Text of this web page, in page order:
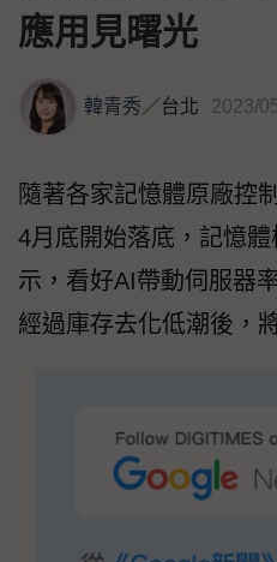
應用見曙光
韓青秀／台北 2023/
隨著各家記憶體原廠控
4月底開始落底，記憶
示，看好AI帶動伺服器
經過庫存去化低潮後，